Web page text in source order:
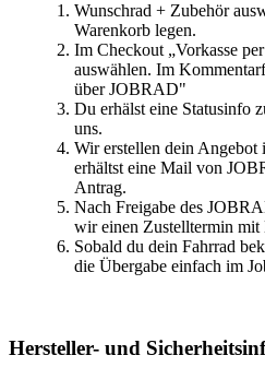
Wunschrad + Zubehör
Warenkorb legen.
Im Checkout „Vorkasse
auswählen. Im
über JOBRAD"
Du erhälst eine Statusinfo
uns.
Wir erstellen dein
erhältst eine Mail von
Antrag.
Nach Freigabe des
wir einen Zustelltermin mit
Sobald du dein Fahrrad
die Übergabe einfach im
Hersteller- und